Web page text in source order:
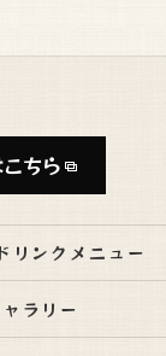
ちら
リンクメニュー
ラリー